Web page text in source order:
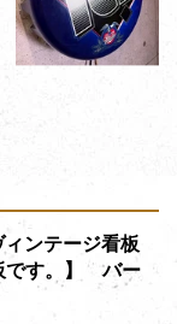
ンテージ看板
です。】 バー